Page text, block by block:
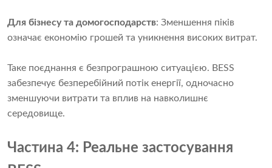
Для бізнесу та домогосподарств: Зменшення піків
означає економію грошей та уникнення високих витрат.
Таке поєднання є безпрограшною ситуацією. BESS
забезпечує безперебійний потік енергії, одночасно
зменшуючи витрати та вплив на навколишнє
середовище.
Частина 4: Реальне застосування